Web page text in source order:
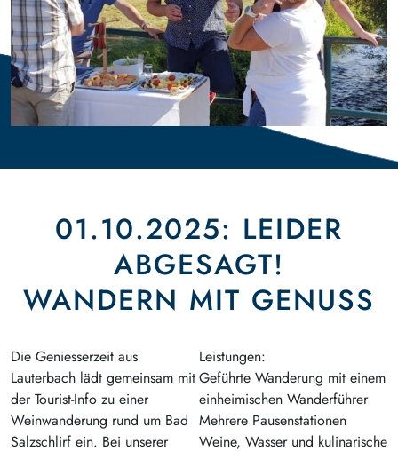
01.10.2025: LEIDER
ABGESAGT!
WANDERN MIT GENUSS
Die Geniesserzeit aus
Lauterbach lädt gemeinsam mit
der Tourist-Info zu einer
Weinwanderung rund um Bad
Salzschlirf ein. Bei unserer
Leistungen:
Geführte Wanderung mit einem
einheimischen Wanderführer
Mehrere Pausenstationen
Weine, Wasser und kulinarische